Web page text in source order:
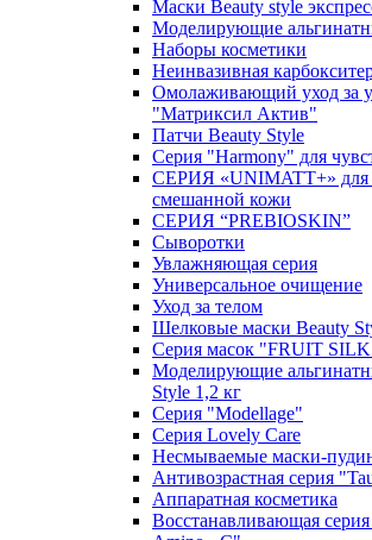
Маски Beauty style
Моделирующие
Наборы косметики
Неинвазивная
Омолаживающий уход за
"Матриксил Актив"
Патчи Beauty Style
Серия "Harmony" для
СЕРИЯ «UNIMATT+» для
смешанной кожи
СЕРИЯ “PREBIOSKIN”
Сыворотки
Увлажняющая серия
Универсальное очищение
Уход за телом
Шелковые маски Beauty
Серия масок "FRUIT
Моделирующие
Style 1,2 кг
Серия "Modellage"
Cерия Lovely Care
Несмываемые маски-
Антивозрастная серия
Аппаратная косметика
Восстанавливающая